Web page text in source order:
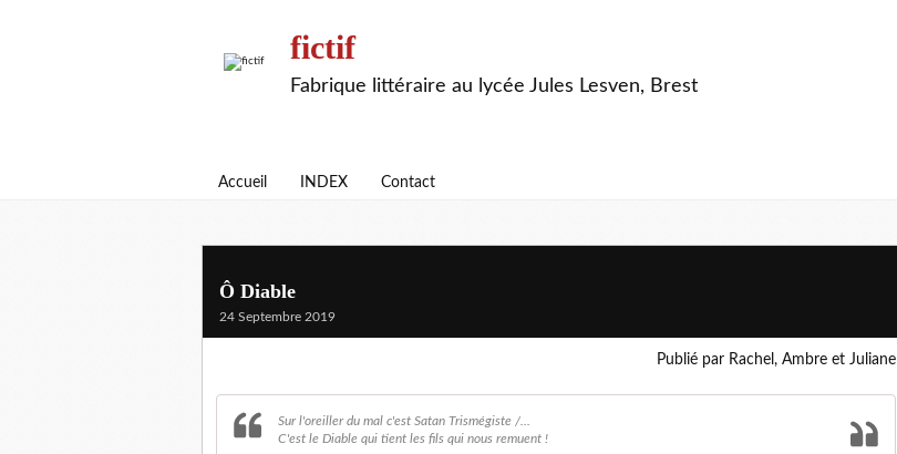
fictif
Fabrique littéraire au lycée Jules Lesven, Brest
Accueil INDEX Contact
Ô Diable
24 Septembre 2019
Publié par Rachel, Ambre et Juliane
Sur l'oreiller du mal c'est Satan Trismégiste /...
C'est le Diable qui tient les fils qui nous remuent !